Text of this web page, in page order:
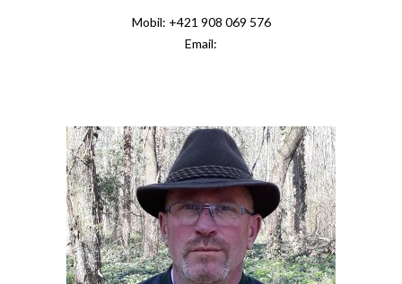
Mobil: +421 908 069 576
Email: